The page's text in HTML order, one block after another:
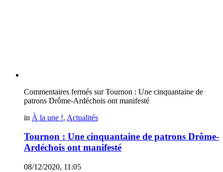
Commentaires fermés sur Tournon : Une cinquantaine de
patrons Drôme-Ardéchois ont manifesté
in À la une !, Actualités
Tournon : Une cinquantaine de patrons Drôme-
Ardéchois ont manifesté
08/12/2020, 11:05